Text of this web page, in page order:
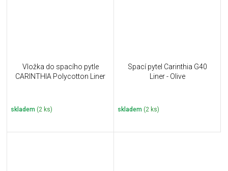
Vložka do spacího pytle
CARINTHIA Polycotton Liner
skladem (2 ks)
Spací pytel Carinthia G40
Liner - Olive
skladem (2 ks)